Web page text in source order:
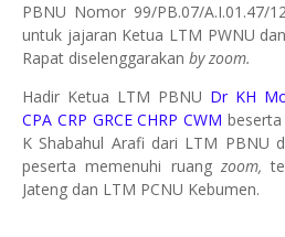
PBNU Nomor 99/PB.07/A.I.01.47/
untuk jajaran Ketua LTM PWNU
Rapat diselenggarakan by zoom.
Hadir Ketua LTM PBNU Dr KH
CPA CRP GRCE CHRP CWM
K Shabahul Arafi dari LTM PBNU
peserta memenuhi ruang zoom,
Jateng dan LTM PCNU Kebumen.